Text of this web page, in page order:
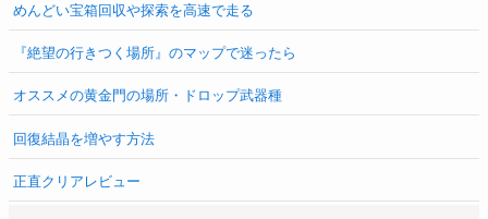
めんどい宝箱回収や探索を高速で走る
『絶望の行きつく場所』のマップで迷ったら
オススメの黄金門の場所・ドロップ武器種
回復結晶を増やす方法
正直クリアレビュー